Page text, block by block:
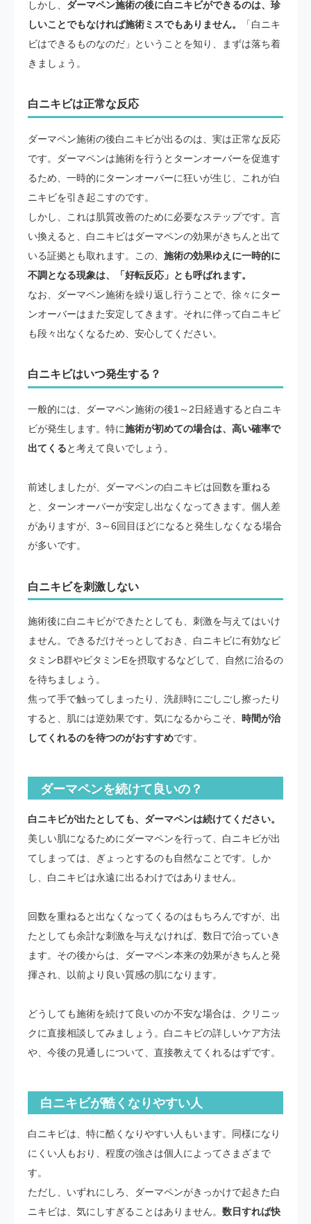
しかし、 ダーマペン施術の後に白ニキビができるのは、珍
しいことでもなければ施術ミスでもありません。
「白ニキ
ビはできるものなのだ」ということを知り、まずは落ち着
きましょう。
白ニキビは正常な反応
ダーマペン施術の後白ニキビが出るのは、実は正常な反応
です。ダーマペンは施術を行うとターンオーバーを促進す
るため、一時的にターンオーバーに狂いが生じ、これが白
ニキビを引き起こすのです。
しかし、これは肌質改善のために必要なステップです。言
い換えると、白ニキビはダーマペンの効果がきちんと出て
いる証拠とも取れます。この、 施術の効果ゆえに一時的に
不調となる現象は、「好転反応」とも呼ばれます。
なお、ダーマペン施術を繰り返し行うことで、徐々にター
ンオーバーはまた安定してきます。それに伴って白ニキビ
も段々出なくなるため、安心してください。
白ニキビはいつ発生する？
一般的には、ダーマペン施術の後1～2日経過すると白ニキ
ビが発生します。特に施術が初めての場合は、高い確率で
出てくると考えて良いでしょう。
前述しましたが、ダーマペンの白ニキビは回数を重ねる
と、ターンオーバーが安定し出なくなってきます。個人差
がありますが、3～6回目ほどになると発生しなくなる場合
が多いです。
白ニキビを刺激しない
施術後に白ニキビができたとしても、刺激を与えてはいけ
ません。できるだけそっとしておき、白ニキビに有効なビ
タミンB群やビタミンEを摂取するなどして、自然に治るの
を待ちましょう。
焦って手で触ってしまったり、洗顔時にごしごし擦ったり
すると、肌には逆効果です。気になるからこそ、 時間が治
してくれるのを待つのがおすすめです。
ダーマペンを続けて良いの？
白ニキビが出たとしても、ダーマペンは続けてください。
美しい肌になるためにダーマペンを行って、白ニキビが出
てしまっては、ぎょっとするのも自然なことです。しか
し、白ニキビは永遠に出るわけではありません。
回数を重ねると出なくなってくるのはもちろんですが、出
たとしても余計な刺激を与えなければ、数日で治っていき
ます。その後からは、ダーマペン本来の効果がきちんと発
揮され、以前より良い質感の肌になります。
どうしても施術を続けて良いのか不安な場合は、クリニッ
クに直接相談してみましょう。白ニキビの詳しいケア方法
や、今後の見通しについて、直接教えてくれるはずです。
白ニキビが酷くなりやすい人
白ニキビは、特に酷くなりやすい人もいます。同様になり
にくい人もおり、程度の強さは個人によってさまざまで
す。
ただし、いずれにしろ、ダーマペンがきっかけで起きた白
ニキビは、気にしすぎることはありません。 数日すれば快